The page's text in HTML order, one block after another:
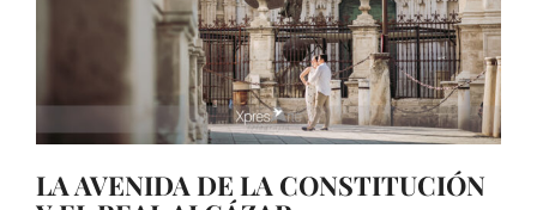
LA AVENIDA DE LA CONSTITUCIÓN